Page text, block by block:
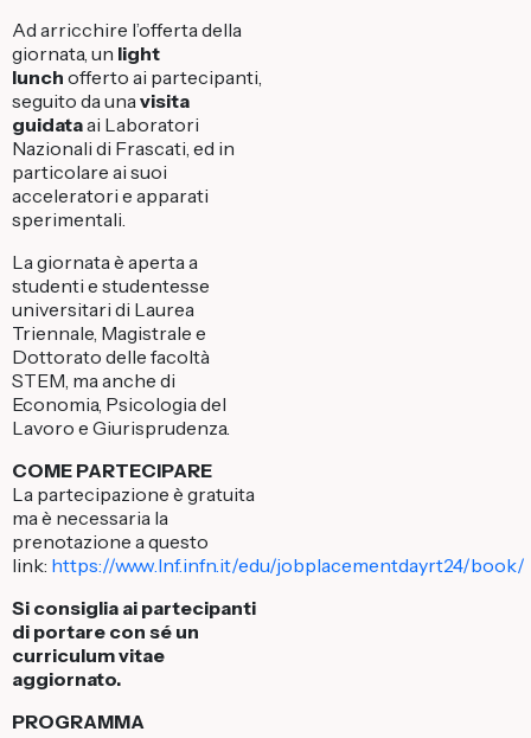
Ad arricchire l’offerta della
giornata, un light
lunch offerto ai partecipanti,
seguito da unavisita
guidataai Laboratori
Nazionali di Frascati, ed in
particolare ai suoi
acceleratori e apparati
sperimentali.
La giornata è aperta a
studenti e studentesse
universitari di Laurea
Triennale, Magistrale e
Dottorato delle facoltà
STEM, ma anche di
Economia, Psicologia del
Lavoro e Giurisprudenza.
COME PARTECIPARE
La partecipazione è gratuita
ma è necessaria la
prenotazione a questo
link: https://www.lnf.infn.it/edu/jobplacementdayrt24/book/
Si consiglia ai partecipanti
di portare con sé un
curriculum vitae
aggiornato.
PROGRAMMA